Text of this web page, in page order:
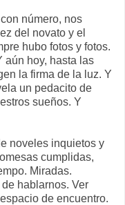
número, nos
del novato y el
hubo fotos y fotos.
aún hoy, hasta las
la firma de la luz. Y
un pedacito de
sueños. Y
noveles inquietos y
cumplidas,
Miradas.
hablarnos. Ver
de encuentro.